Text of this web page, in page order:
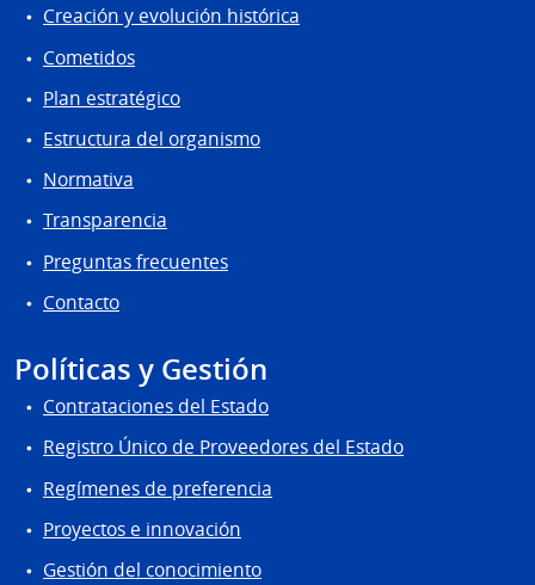
Creación y evolución histórica
Cometidos
Plan estratégico
Estructura del organismo
Normativa
Transparencia
Preguntas frecuentes
Contacto
Políticas y Gestión
Contrataciones del Estado
Registro Único de Proveedores del Estado
Regímenes de preferencia
Proyectos e innovación
Gestión del conocimiento